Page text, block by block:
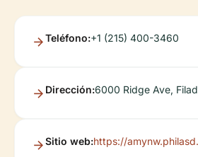
Teléfono:+1 (215) 400-3460
Dirección:6000 Ridge Ave,
Sitio web:https://